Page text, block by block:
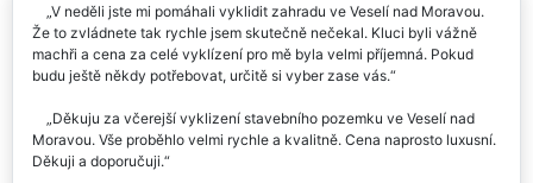
V neděli jste mi pomáhali vyklidit zahradu ve Veselí nad Moravou.
Že to zvládnete tak rychle jsem skutečně nečekal. Kluci byli vážně
machři a cena za celé vyklízení pro mě byla velmi příjemná. Pokud
budu ještě někdy potřebovat, určitě si vyber zase vás.
Děkuju za včerejší vyklizení stavebního pozemku ve Veselí nad
Moravou. Vše proběhlo velmi rychle a kvalitně. Cena naprosto luxusní.
Děkuji a doporučuji.